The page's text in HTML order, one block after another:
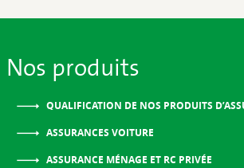
Nos produits
QUALIFICATION DE NOS PRODUITS
ASSURANCES VOITURE
ASSURANCE MÉNAGE ET RC PRIVÉE